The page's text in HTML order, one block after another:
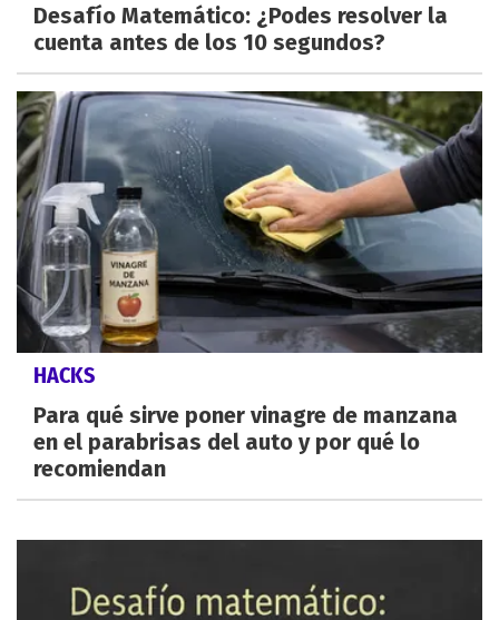
Desafío Matemático: ¿Podes resolver la
cuenta antes de los 10 segundos?
HACKS
Para qué sirve poner vinagre de manzana
en el parabrisas del auto y por qué lo
recomiendan